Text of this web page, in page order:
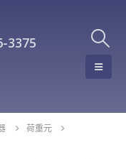
3375
荷重元